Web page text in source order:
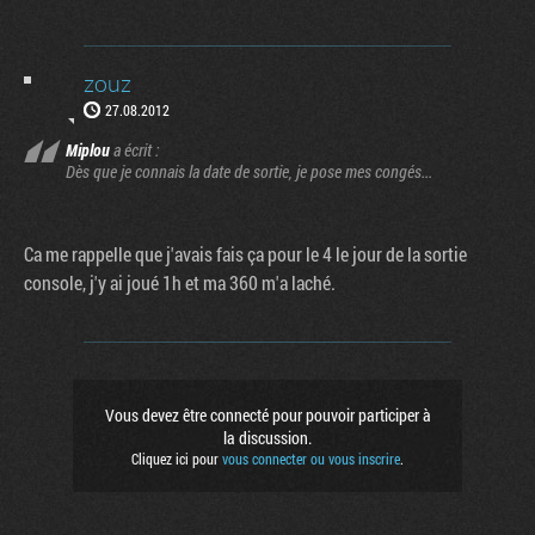
zouz
27.08.2012
Miploua écrit :
Dès que je connais la date de sortie, je pose mes congés...
Ca me rappelle que j'avais fais ça pour le 4 le jour de la sortie
console, j'y ai joué 1h et ma 360 m'a laché.
Vous devez être connecté pour pouvoir participer à
la discussion.
Cliquez ici pourvous connecter ou vous inscrire.